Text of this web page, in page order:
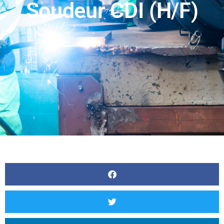
Soudeur CDI (H/F)